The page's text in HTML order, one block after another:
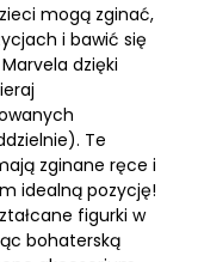
mogą zginać,
i bawić się
dzięki
Te
zginane ręce i
idealną pozycję!
figurki w
bohaterską